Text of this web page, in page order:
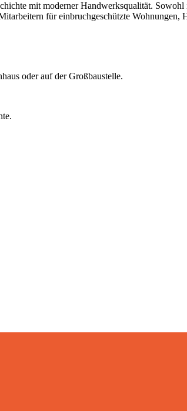
mit moderner Handwerksqualität.
für einbruchgeschützte Wohnungen,
oder auf der Großbaustelle.